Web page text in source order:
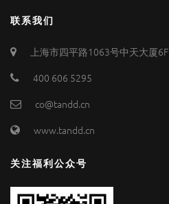
联系我们
上海市四平路1063号中天大厦6F
400 606 5295
co@tandd.cn
www.tandd.cn
关注福利公众号